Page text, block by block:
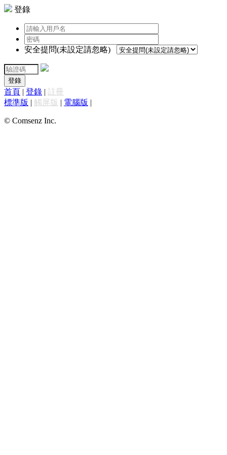
登錄
安全提問(未設定請忽略)
登錄
首頁 | 登錄 | 註冊
標準版 | 觸屏版 | 電腦版 |
© Comsenz Inc.